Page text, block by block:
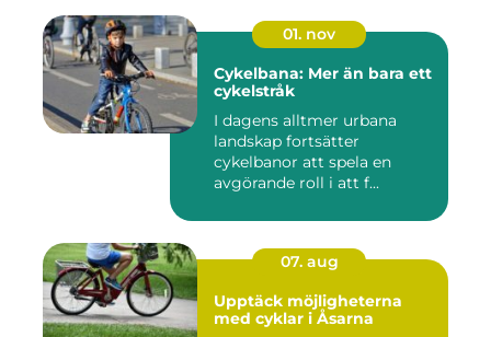
01. nov
Cykelbana: Mer än bara ett
cykelstråk
I dagens alltmer urbana
landskap fortsätter
cykelbanor att spela en
avgörande roll i att f...
07. aug
Upptäck möjligheterna
med cyklar i Åsarna